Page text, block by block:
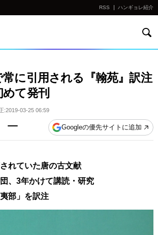
RSS ハンギョレ紹介
に引用される『翰苑』訳注
て発刊
:2019-03-25 06:59
Googleの優先サイトに追加
れていた唐の古文献
、3年かけて講読・研究
部」を訳注